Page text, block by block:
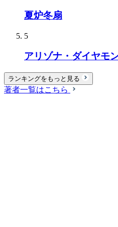
夏炉冬扇
5
アリゾナ・ダイヤモ
ランキングをもっと見る
著者一覧はこちら